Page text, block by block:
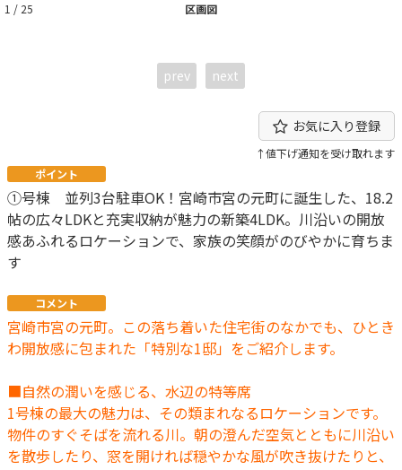
区画図
1 / 25
prev next
お気に入り登録
↑値下げ通知を受け取れます
ポイント
①号棟 並列3台駐車OK！宮崎市宮の元町に誕生した、18.2
帖の広々LDKと充実収納が魅力の新築4LDK。川沿いの開放
感あふれるロケーションで、家族の笑顔がのびやかに育ちま
す
コメント
宮崎市宮の元町。この落ち着いた住宅街のなかでも、ひとき
わ開放感に包まれた「特別な1邸」をご紹介します。
■自然の潤いを感じる、水辺の特等席
1号棟の最大の魅力は、その類まれなるロケーションです。
物件のすぐそばを流れる川。朝の澄んだ空気とともに川沿い
を散歩したり、窓を開ければ穏やかな風が吹き抜けたりと、